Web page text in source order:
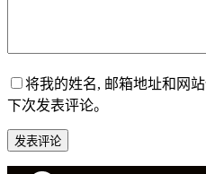
将我的姓名, 邮箱地址和网
下次发表评论。
发表评论